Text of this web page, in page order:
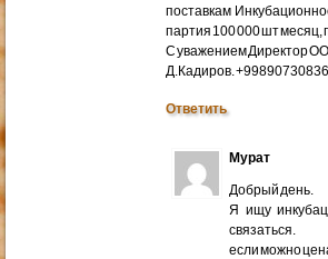
поставкам
партия 100 000 шт месяц,
С уважением Директор
Д.Кадиров.
Ответить
Мурат
Добрый день.
Я ищу
связаться.
если можно